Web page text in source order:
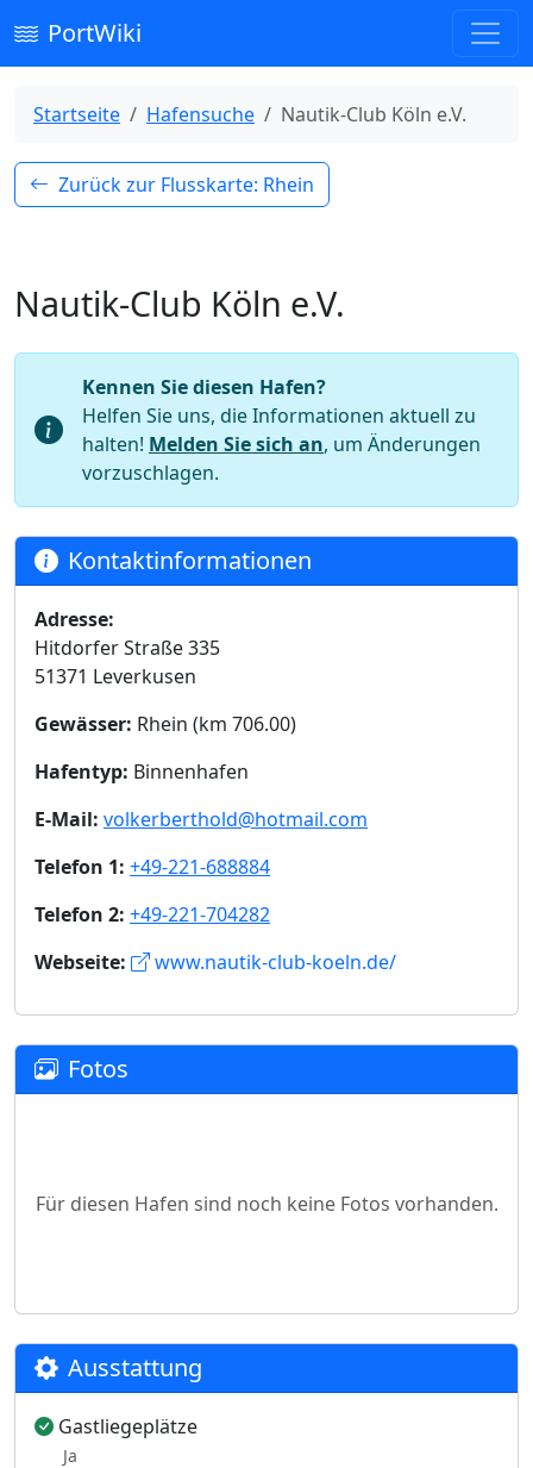
PortWiki
Startseite Hafensuche Nautik-Club Köln e.V.
Zurück zur Flusskarte: Rhein
Nautik-Club Köln e.V.
Kennen Sie diesen Hafen?
Helfen Sie uns, die Informationen aktuell zu
halten! Melden Sie sich an, um Änderungen
vorzuschlagen.
Kontaktinformationen
Adresse:
Hitdorfer Straße 335
51371 Leverkusen
Gewässer: Rhein (km 706.00)
Hafentyp: Binnenhafen
E-Mail: volkerberthold@hotmail.com
Telefon 1: +49-221-688884
Telefon 2: +49-221-704282
Webseite:
www.nautik-club-koeln.de/
Fotos
Für diesen Hafen sind noch keine Fotos vorhanden.
Ausstattung
Gastliegeplätze
Ja